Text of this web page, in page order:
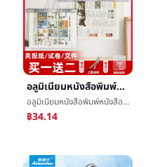
อลูมิเนียมหนังสือพิมพ์หนังสือพิมพ์และวารสารคลิปนักเรียนการเรียนรู้หนังสือพิมพ์ภาษาคณิตศาสตร์ภาษาอังกฤษกระดาษทดสอบแขวนผนังæ¬แขวนคลิปชั้นวางของคลิป
อลูมิเนียมหนังสือพิมพ์หนังสือพิมพ์และวารสารคลิปนักเรียนการเรียนรู้หนังสือพิมพ์ภาษาคณิตศาสตร์ภาษาอังกฤษกระดาษทดสอบแขวนผนังæ¬แขวนคลิปชั้นวางของคลิป
฿34.14